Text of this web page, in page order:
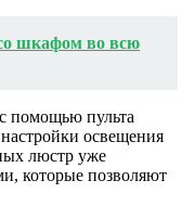
шкафом во всю
помощью пульта
освещения
люстр уже
которые позволяют